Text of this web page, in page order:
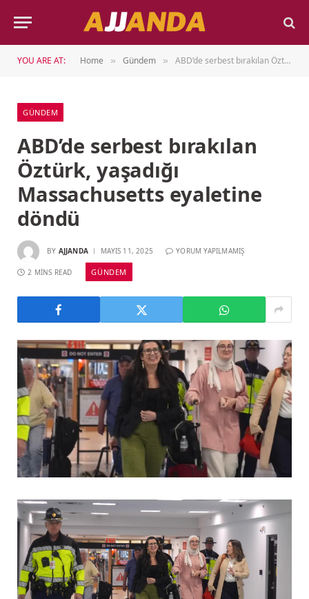
YOU ARE AT: Home » Gündem » ABD’de serbest bırakılan Öztürk, yaşadığı Massachusetts eyaletine döndü
GÜNDEM
ABD’de serbest bırakılan
Öztürk, yaşadığı
Massachusetts eyaletine
döndü
BY AJJANDA MAYIS 11, 2025 YORUM YAPILMAMIŞ
2 MINS READ GÜNDEM